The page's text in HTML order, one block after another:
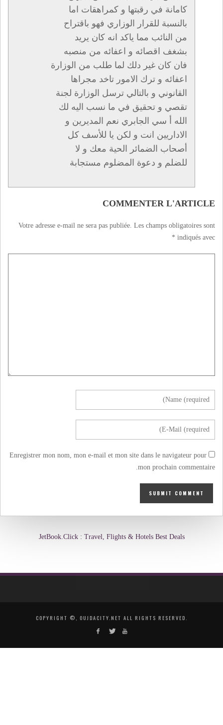
كامانة في رقبتها و كمراهقات اما
بالنسبة للقرار الوزاري فهو باقتراح
من النائب مما ياكد انه كان يريد
بشغف اقصائه و اعفائه من منصبه
فان كان غير دلك لما طلب من الوزارة
اعفائه و ترك الامور تاخد مجراها
القانوني و بالتالي ترسل الوزارة لجنة
تقصي و تحقيق في ما نسب اليه لك
الله أ سي الجابري نعم المديرين و
الاداريين انت و لكن يا للأسف كل
أصحاب الضمائر الحية معك و لا
للضلم و دعوة المضلوم مستجابة
COMMENTER L'ARTICLE
Votre adresse e-mail ne sera pas publiée. Les champs obligatoires sont
indiqués avec
*
Enregistrer mon nom, mon e-mail et mon site dans le navigateur pour
mon prochain commentaire.
JetBook.Click : Travel, Flights & Hotels Best Deals
COPYRIGHT ©, OUJDACITY.NET ALL RIGHTS RESERVED.